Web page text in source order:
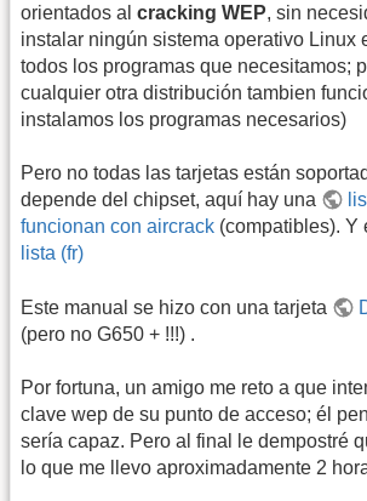
orientados al cracking WEP, sin
instalar ningún sistema operativo Linux
todos los programas que necesitamos;
cualquier otra distribución tambien
instalamos los programas necesarios)
Pero no todas las tarjetas están
depende del chipset, aquí hay una
funcionan con aircrack (compatibles). Y
lista (fr)
Este manual se hizo con una tarjeta
(pero no G650 + !!!) .
Por fortuna, un amigo me reto a que
clave wep de su punto de acceso; él
sería capaz. Pero al final le dempostré
lo que me llevo aproximadamente 2